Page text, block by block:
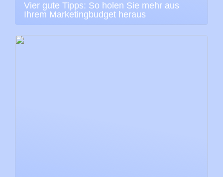
Vier gute Tipps: So holen Sie mehr aus
Ihrem Marketingbudget heraus